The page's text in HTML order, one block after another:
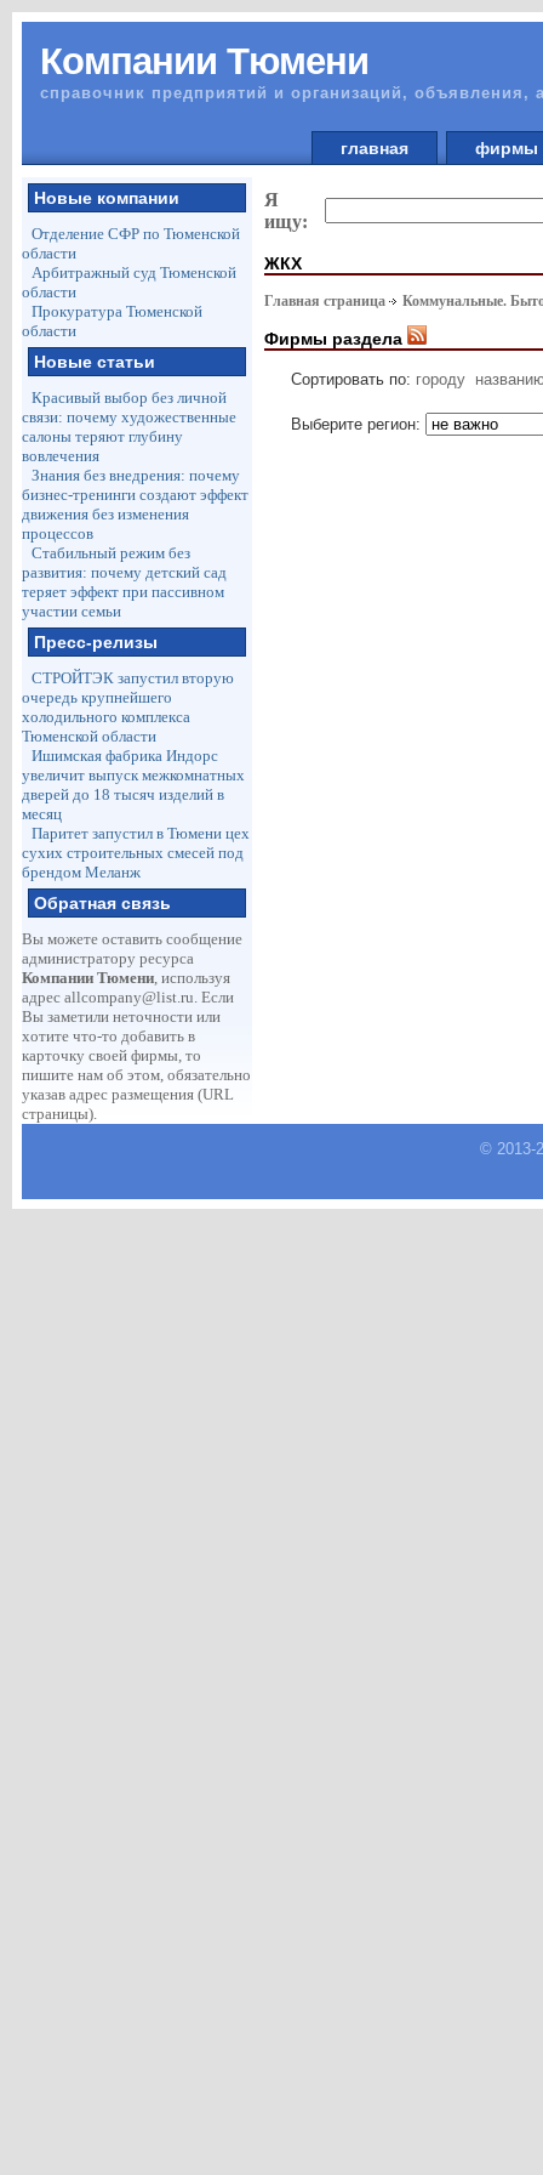
Компании Тюмени
справочник предприятий и организаций, объявления,
главная
Новые компании
Отделение СФР по Тюменской
области
Арбитражный суд Тюменской
области
Прокуратура Тюменской
области
Новые статьи
Красивый выбор без личной
связи: почему художественные
салоны теряют глубину
вовлечения
Знания без внедрения: почему
бизнес-тренинги создают эффект
движения без изменения
процессов
Стабильный режим без
развития: почему детский сад
теряет эффект при пассивном
участии семьи
Пресс-релизы
СТРОЙТЭК запустил вторую
очередь крупнейшего
холодильного комплекса
Тюменской области
Ишимская фабрика Индорс
увеличит выпуск межкомнатных
дверей до 18 тысяч изделий в
месяц
Паритет запустил в Тюмени цех
сухих строительных смесей под
брендом Меланж
Обратная связь
Вы можете оставить сообщение
администратору ресурса
Компании Тюмени, используя
адрес allcompany@list.ru. Если
Вы заметили неточности или
хотите что-то добавить в
карточку своей фирмы, то
пишите нам об этом, обязательно
указав адрес размещения (URL
страницы).
Я
ищу:
ЖКХ
Главная страница Коммунальные.
Фирмы раздела
Сортировать по: городу
Выберите регион:
© 2013-